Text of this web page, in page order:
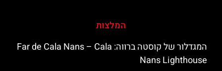
המלצות
המגדלור של קוסטה ברווה: ‪‪Far de Cala Nans – Cala
Nans Lighthouse‬‬